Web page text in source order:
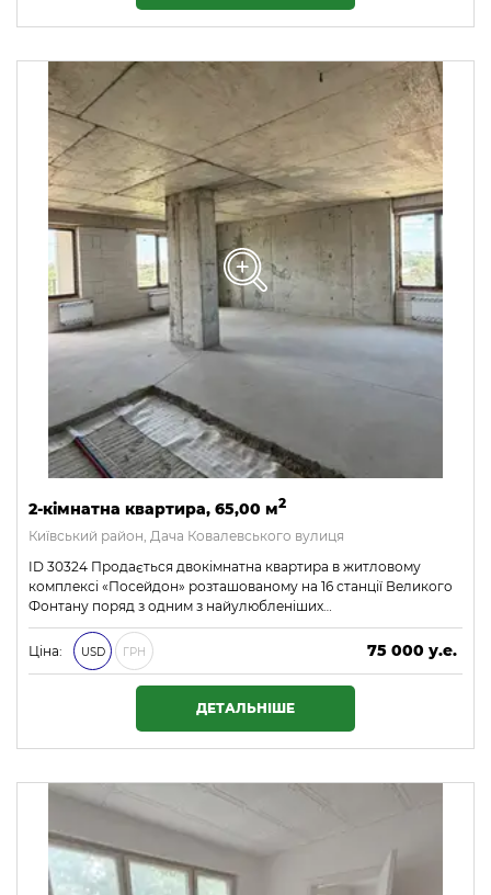
2-кімнатна квартира, 65,00 м2
Київський район, Дача Ковалевського вулиця
ID 30324 Продається двокімнатна квартира в житловому
комплексі «Посейдон» розташованому на 16 станції Великого
Фонтану поряд з одним з найулюбленіших…
Ціна: USD ГРН
75 000 у.е.
3 225 000 ₴
ДЕТАЛЬНІШЕ